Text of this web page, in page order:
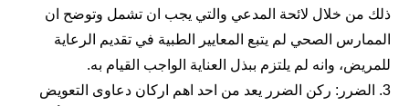
ذلك من خلال لائحة المدعي والتي يجب ان تشمل وتوضح ان
الممارس الصحي لم يتبع المعايير الطبية في تقديم الرعاية
للمريض، وانه لم يلتزم ببذل العناية الواجب القيام به.
3. الضرر: ركن الضرر يعد من احد اهم اركان دعاوى التعويض